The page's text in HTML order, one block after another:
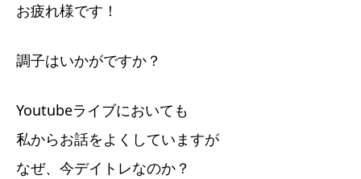
お疲れ様です！
調子はいかがですか？
Youtubeライブにおいても
私からお話をよくしていますが
なぜ、今デイトレなのか？